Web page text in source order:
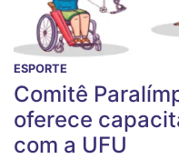
ESPORTE
Comitê
oferece
com a UFU